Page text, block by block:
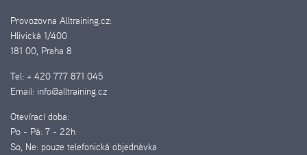
Provozovna Alltraining.cz:
Hlivická 1/400
181 00, Praha 8
Tel: + 420 777 871 045
Email: info@alltraining.cz
Otevírací doba:
Po - Pá: 7 - 22h
So, Ne: pouze telefonická objednávka